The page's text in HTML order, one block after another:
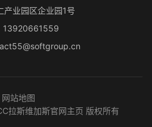
产业园区企业园1号
13920661559
网站地图
拉斯维加斯官网主页 版权所有